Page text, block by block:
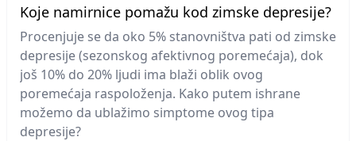
Koje namirnice pomažu kod zimske depresije?
Procenjuje se da oko 5% stanovništva pati od zimske
depresije (sezonskog afektivnog poremećaja), dok
još 10% do 20% ljudi ima blaži oblik ovog
poremećaja raspoloženja. Kako putem ishrane
možemo da ublažimo simptome ovog tipa
depresije?